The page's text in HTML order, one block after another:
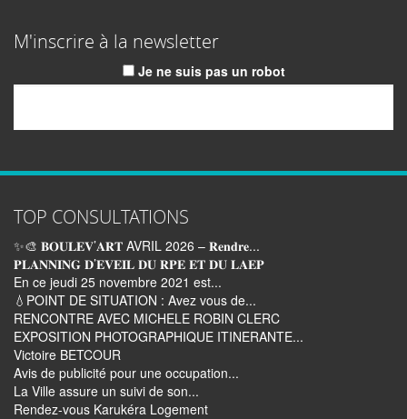
M'inscrire à la newsletter
Je ne suis pas un robot
TOP CONSULTATIONS
✨🎨 𝐁𝐎𝐔𝐋𝐄𝐕’𝐀𝐑𝐓 AVRIL 2026 – 𝐑𝐞𝐧𝐝𝐫𝐞...
𝐏𝐋𝐀𝐍𝐍𝐈𝐍𝐆 𝐃’𝐄𝐕𝐄𝐈𝐋 𝐃𝐔 𝐑𝐏𝐄 𝐄𝐓 𝐃𝐔 𝐋𝐀𝐄𝐏
En ce jeudi 25 novembre 2021 est...
💧POINT DE SITUATION : Avez vous de...
RENCONTRE AVEC MICHELE ROBIN CLERC
EXPOSITION PHOTOGRAPHIQUE ITINERANTE...
Victoire BETCOUR
Avis de publicité pour une occupation...
La Ville assure un suivi de son...
Rendez-vous Karukéra Logement